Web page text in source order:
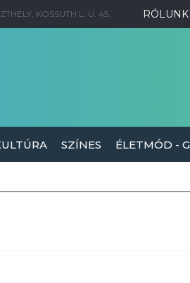
RÓLUNK
KOSSUTH L. U. 45.
SZÍNES ÉLETMÓD -